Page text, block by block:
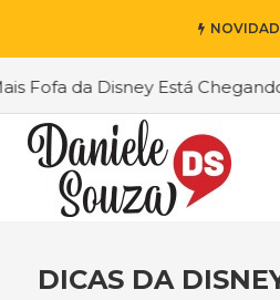
da Disney Está Chegando!
DICAS DA